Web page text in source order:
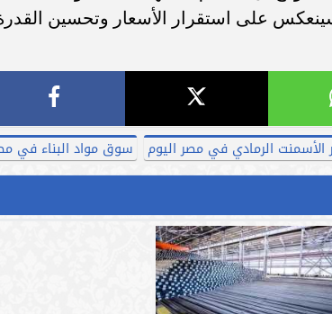
على استقرار الأسعار وتحسين
الأسمنت الرمادي في مصر اليوم سوق مواد البناء في